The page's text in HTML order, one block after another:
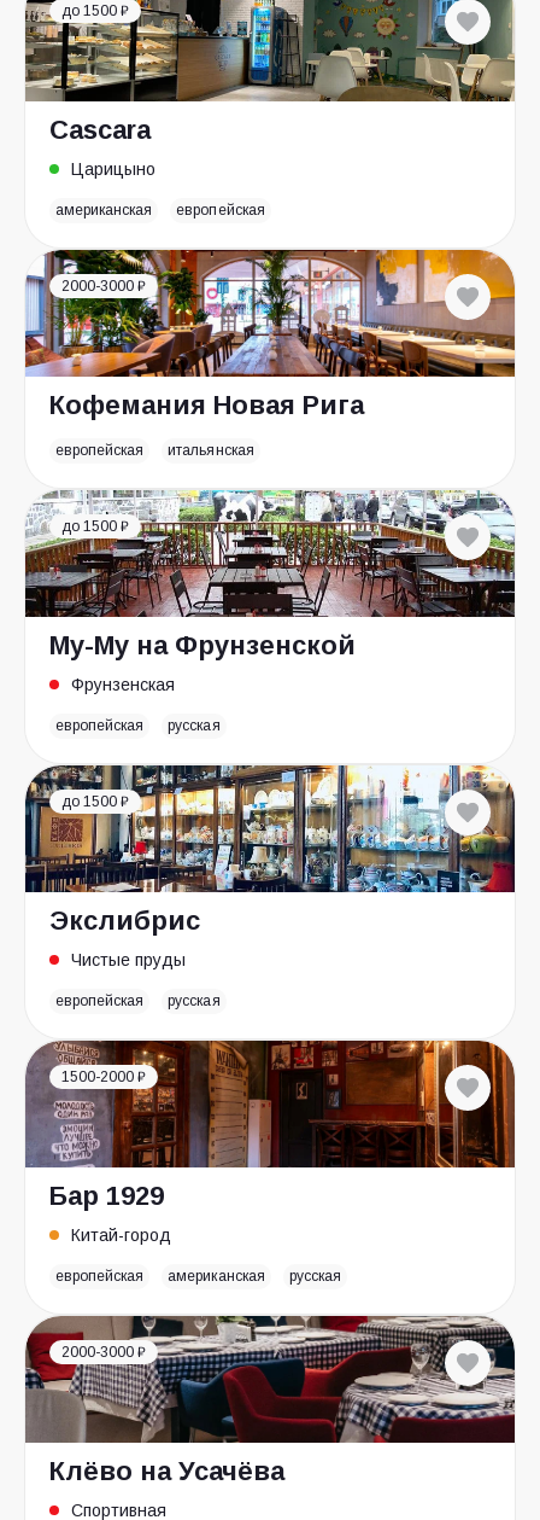
до 1500 ₽
Cascara
Царицыно
американская европейская
2000-3000 ₽
Кофемания Новая Рига
европейская итальянская
до 1500 ₽
Му-Му на Фрунзенской
Фрунзенская
европейская русская
до 1500 ₽
Экслибрис
Чистые пруды
европейская русская
1500-2000 ₽
Бар 1929
Китай-город
европейская американская русская
2000-3000 ₽
Клёво на Усачёва
Спортивная